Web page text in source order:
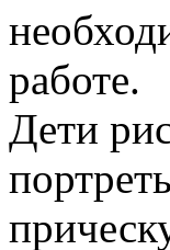
работе.
Дети